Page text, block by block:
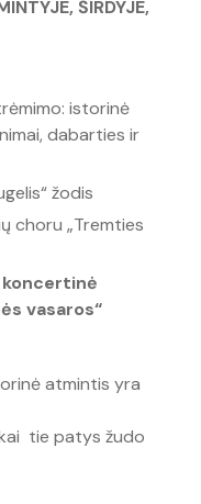
ŠIRDYJE,
istorinė
dabarties ir
žodis
choru „Tremties
vasaros“
atmintis yra
tie patys žudo